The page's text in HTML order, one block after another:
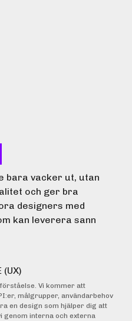
bara vacker ut, utan
och ger bra
designers med
kan leverera sann
(UX)
Vi kommer att
målgrupper, användarbehov
en design som hjälper dig att
genom interna och externa